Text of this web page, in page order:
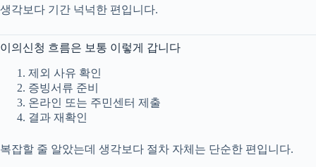
생각보다 기간 넉넉한 편입니다.
이의신청 흐름은 보통 이렇게 갑니다
제외 사유 확인
증빙서류 준비
온라인 또는 주민센터 제출
결과 재확인
복잡할 줄 알았는데 생각보다 절차 자체는 단순한 편입니다.